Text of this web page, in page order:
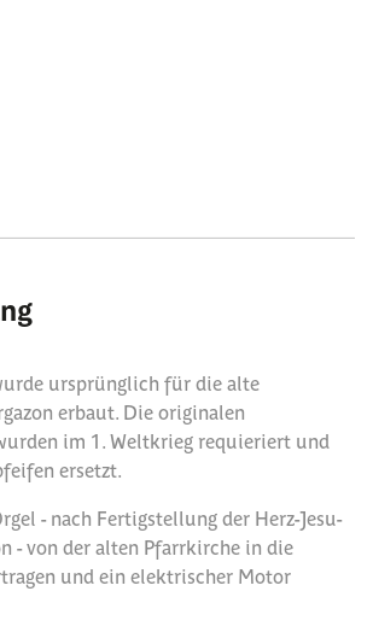
ursprünglich für die alte
erbaut. Die originalen
im 1. Weltkrieg requieriert und
ersetzt.
- nach Fertigstellung der Herz-Jesu-
- von der alten Pfarrkirche in die
und ein elektrischer Motor